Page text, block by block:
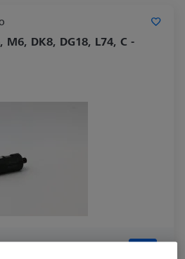
DK8, DG18, L74, C -